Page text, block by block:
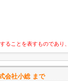
ことを表すものであり
会社小総 まで